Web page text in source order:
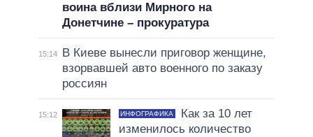
воина вблизи Мирного на
Донетчине – прокуратура
15:14
В Киеве вынесли приговор женщине,
взорвавшей авто военного по заказу
россиян
15:12 ИНФОГРАФИКА
Как за 10 лет
изменилось количество